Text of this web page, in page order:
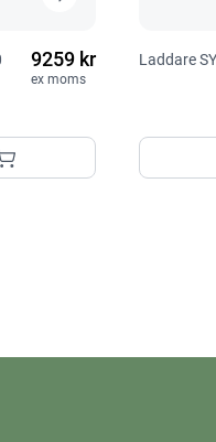
9259 kr
ex moms
Laddare